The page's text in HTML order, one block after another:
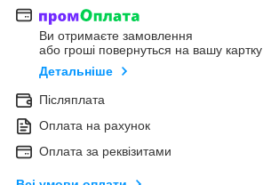
Ви отримаєте замовлення
або гроші повернуться на вашу картку
Детальніше
Післяплата
Оплата на рахунок
Оплата за реквізитами